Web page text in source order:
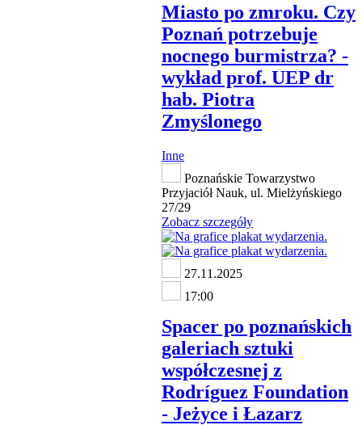
Miasto po zmroku. Czy
Poznań potrzebuje
nocnego burmistrza? -
wykład prof. UEP dr
hab. Piotra
Zmyślonego
Inne
Poznańskie Towarzystwo
Przyjaciół Nauk, ul. Mielżyńskiego
27/29
Zobacz szczegóły
27.11.2025
17:00
Spacer po poznańskich
galeriach sztuki
współczesnej z
Rodríguez Foundation
- Jeżyce i Łazarz